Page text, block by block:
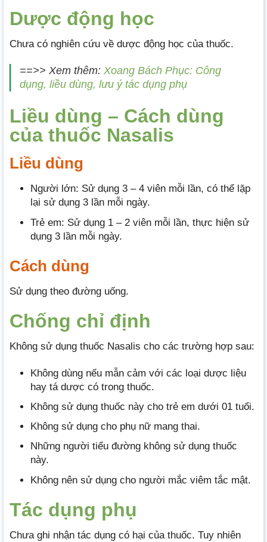
Dược động học
Chưa có nghiên cứu về dược động học của thuốc.
==>> Xem thêm: Xoang Bách Phục: Công
dụng, liều dùng, lưu ý tác dụng phụ
Liều dùng – Cách dùng
của thuốc Nasalis
Liều dùng
Người lớn: Sử dụng 3 – 4 viên mỗi lần, có thể lặp
lại sử dụng 3 lần mỗi ngày.
Trẻ em: Sử dụng 1 – 2 viên mỗi lần, thực hiện sử
dụng 3 lần mỗi ngày.
Cách dùng
Sử dụng theo đường uống.
Chống chỉ định
Không sử dụng thuốc Nasalis cho các trường hợp sau:
Không dùng nếu mẫn cảm với các loại dược liệu
hay tá dược có trong thuốc.
Không sử dụng thuốc này cho trẻ em dưới 01 tuổi.
Không sử dụng cho phụ nữ mang thai.
Những người tiểu đường không sử dụng thuốc
này.
Không nên sử dụng cho người mắc viêm tắc mật.
Tác dụng phụ
Chưa ghi nhận tác dụng có hại của thuốc. Tuy nhiên